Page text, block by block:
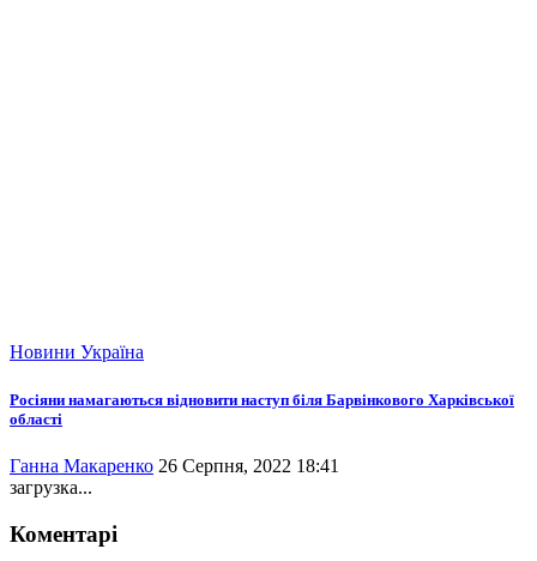
Новини Україна
Росіяни намагаються відновити наступ біля Барвінкового Харківської
області
Ганна Макаренко 26 Серпня, 2022 18:41
загрузка...
Коментарі